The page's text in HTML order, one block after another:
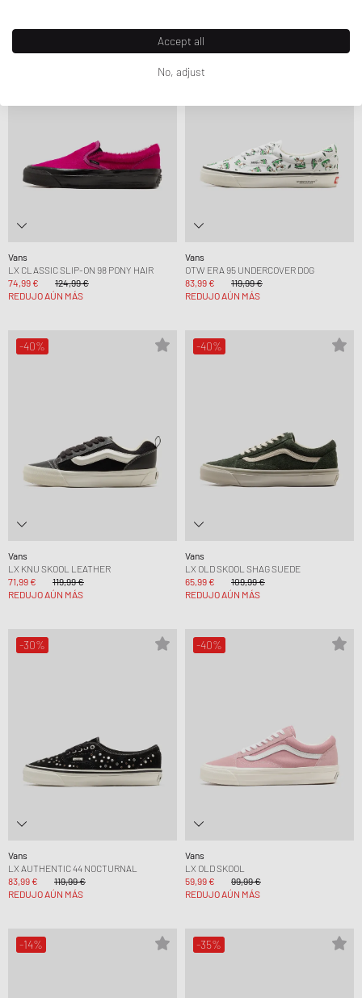
Vans
LX CLASSIC SLIP-ON 98 PONY HAIR
74,99 €
124,99 €
REDUJO AÚN MÁS
-30%
Vans
OTW ERA 95 UNDERCOVER DOG
83,99 €
119,99 €
REDUJO AÚN MÁS
-40%
Vans
LX KNU SKOOL LEATHER
71,99 €
119,99 €
REDUJO AÚN MÁS
-40%
Vans
LX OLD SKOOL SHAG SUEDE
65,99 €
109,99 €
REDUJO AÚN MÁS
-30%
Vans
LX AUTHENTIC 44 NOCTURNAL
83,99 €
119,99 €
REDUJO AÚN MÁS
-40%
Vans
LX OLD SKOOL
59,99 €
99,99 €
REDUJO AÚN MÁS
-14% -35%
Accept all
No, adjust